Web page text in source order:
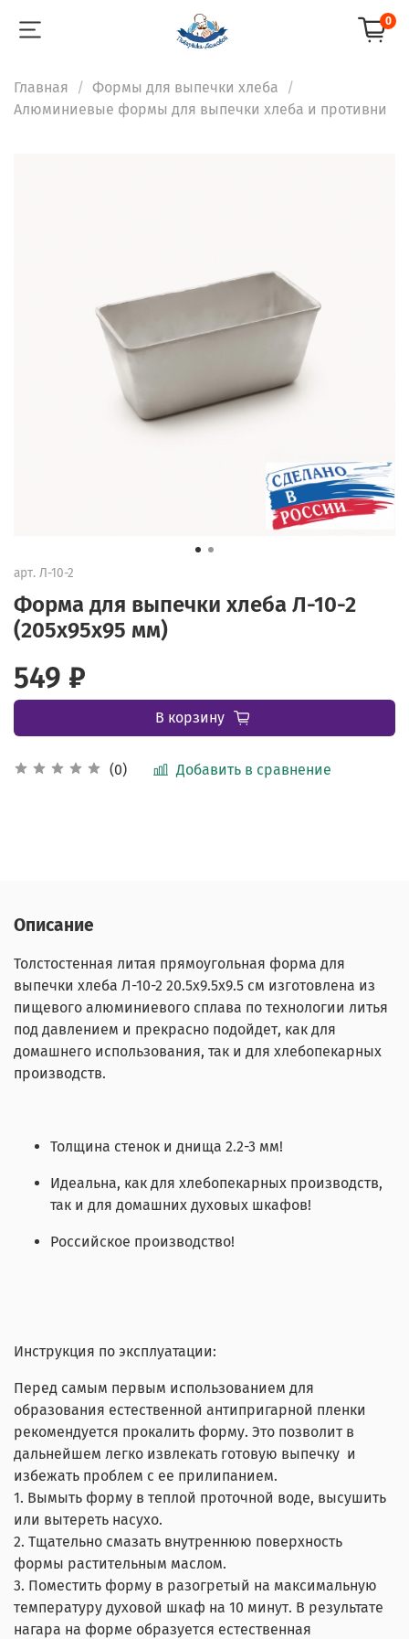
0
Главная
Формы для выпечки хлеба
Алюминиевые формы для выпечки хлеба и противни
арт. Л-10-2
Форма для выпечки хлеба Л-10-2
(205х95х95 мм)
(0) Добавить в сравнение
549 ₽
В корзину
Описание
Толстостенная литая прямоугольная форма для
выпечки хлеба Л-10-2 20.5х9.5х9.5 см изготовлена из
пищевого алюминиевого сплава по технологии литья
под давлением и прекрасно подойдет, как для
домашнего использования, так и для хлебопекарных
производств.
Толщина стенок и днища 2.2-3 мм!
Идеальна, как для хлебопекарных производств,
так и для домашних духовых шкафов!
Российское производство!
Инструкция по эксплуатации:
Перед самым первым использованием для
образования естественной антипригарной пленки
рекомендуется прокалить форму. Это позволит в
дальнейшем легко извлекать готовую выпечку и
избежать проблем с ее прилипанием.
1. Вымыть форму в теплой проточной воде, высушить
или вытереть насухо.
2. Тщательно смазать внутреннюю поверхность
формы растительным маслом.
3. Поместить форму в разогретый на максимальную
температуру духовой шкаф на 10 минут. В результате
нагара на форме образуется естественная